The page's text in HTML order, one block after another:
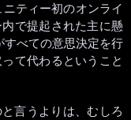
ティー初のオンライ
で提起された主に懸
すべての意思決定を行
て代わるということ
言うよりは、むしろ